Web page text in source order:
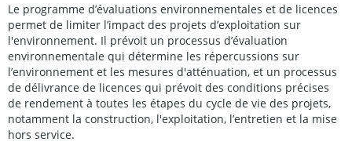
Le programme d’évaluations environnementales et de licences
permet de limiter l’impact des projets d’exploitation sur
l'environnement. Il prévoit un processus d’évaluation
environnementale qui détermine les répercussions sur
l’environnement et les mesures d'atténuation, et un processus
de délivrance de licences qui prévoit des conditions précises
de rendement à toutes les étapes du cycle de vie des projets,
notamment la construction, l'exploitation, l’entretien et la mise
hors service.